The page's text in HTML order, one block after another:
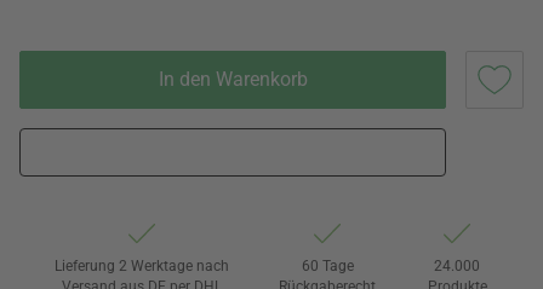
In den Warenkorb
Lieferung 2 Werktage nach
60 Tage
24.000